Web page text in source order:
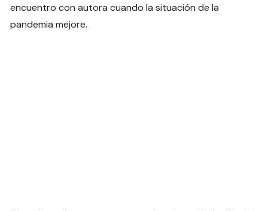
encuentro con autora cuando la situación de la
pandemia mejore.